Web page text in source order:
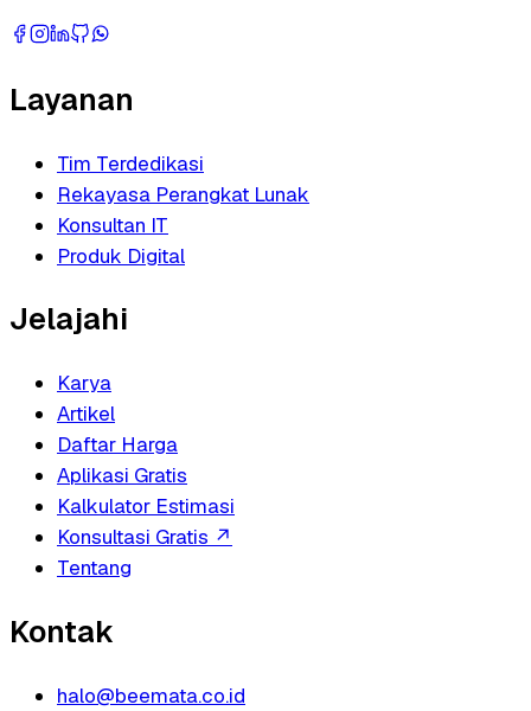
Layanan
Tim Terdedikasi
Rekayasa Perangkat Lunak
Konsultan IT
Produk Digital
Jelajahi
Karya
Artikel
Daftar Harga
Aplikasi Gratis
Kalkulator Estimasi
Konsultasi Gratis ↗
Tentang
Kontak
halo@beemata.co.id